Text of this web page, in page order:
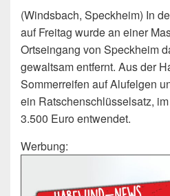
(Windsbach, Speckheim) In
auf Freitag wurde an einer
Ortseingang von Speckheim
gewaltsam entfernt. Aus der
Sommerreifen auf Alufelgen
ein Ratschenschlüsselsatz,
3.500 Euro entwendet.
Werbung: